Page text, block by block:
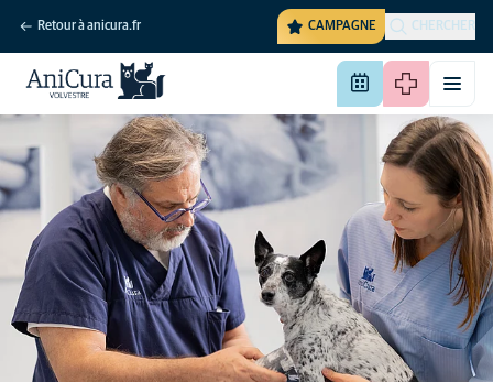
Retour à anicura.fr CAMPAGNE CHERCHER